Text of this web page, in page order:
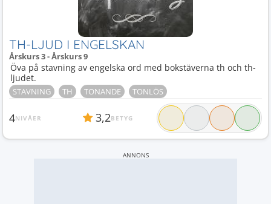
TH-LJUD I ENGELSKAN
Årskurs 3 - Årskurs 9
Öva på stavning av engelska ord med bokstäverna th och th-
ljudet.
STAVNING TH TONANDE TONLÖS
4NIVÅER 3,2BETYG
ANNONS